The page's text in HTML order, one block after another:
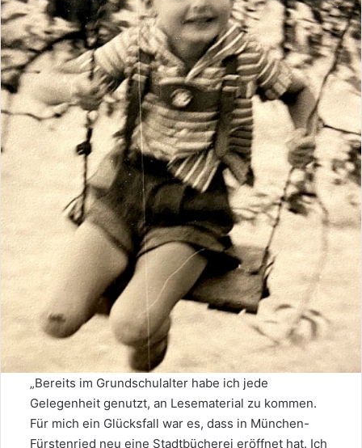
„Bereits im Grundschulalter habe ich jede
Gelegenheit genutzt, an Lesematerial zu kommen.
Für mich ein Glücksfall war es, dass in München-
Fürstenried neu eine Stadtbücherei eröffnet hat. Ich